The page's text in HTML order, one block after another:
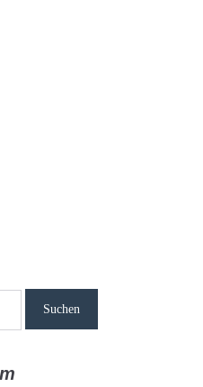
Suchen